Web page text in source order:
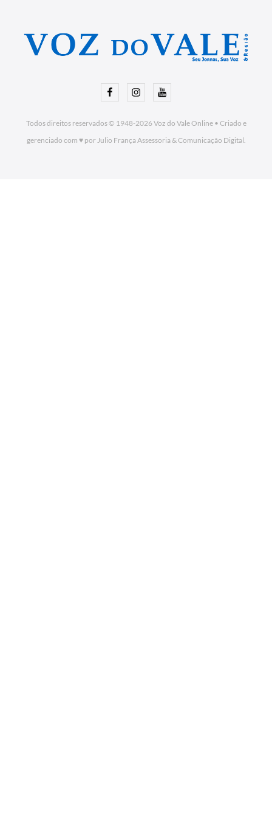
FacebookInstagramYoutube
Todos direitos reservados © 1948-2026Voz do Vale Online• Criado e
gerenciado com ♥ por Julio França Assessoria& Comunicação Digital.